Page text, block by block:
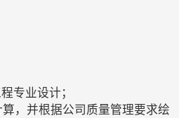
专业设计；
，并根据公司质量管理要求绘